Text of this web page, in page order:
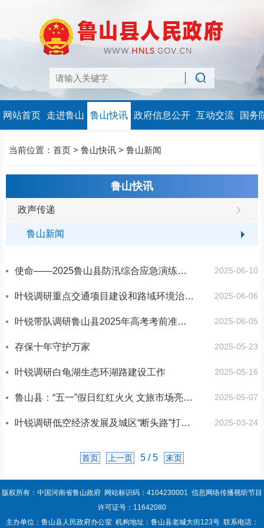
网站首页 走进鲁山 鲁山快讯 政府信息公开 互动交流 国务
当前位置： 首页 > 鲁山快讯 > 鲁山新闻
鲁山快讯
政声传递
鲁山新闻
使命——2025鲁山县防汛综合应急演练总结点评暨工作安排部署会议举行 2025-06-10
叶锐调研重点交通项目建设和路域环境治理工作 2025-06-06
叶锐带队调研鲁山县2025年高考考前准备工作 2025-06-05
存保十年守护万家 2025-05-23
叶锐调研白龟湖生态环湖路建设工作 2025-05-16
鲁山县：“五一”假日红红火火 文旅市场亮点纷呈 2025-05-07
叶锐调研低空经济发展及城区“断头路”打通等工作 2025-03-24
首页 上一页 5 / 5 末页
版权所有：中国河南省鲁山政府 网站标识码：4104230001 信息网络传播视听节目
许可证号：11642080
主办单位：鲁山县人民政府办公室 机构地址：鲁山县老城大街123号 联系电话：